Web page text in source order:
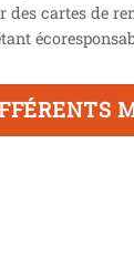
cartes de